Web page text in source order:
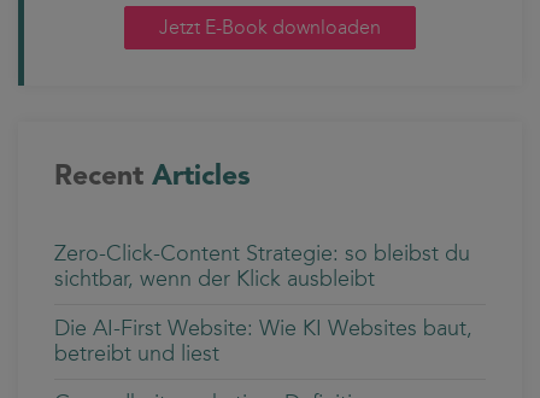
Jetzt E-Book downloaden
Recent Articles
Zero-Click-Content Strategie: so bleibst du
sichtbar, wenn der Klick ausbleibt
Die AI-First Website: Wie KI Websites baut,
betreibt und liest